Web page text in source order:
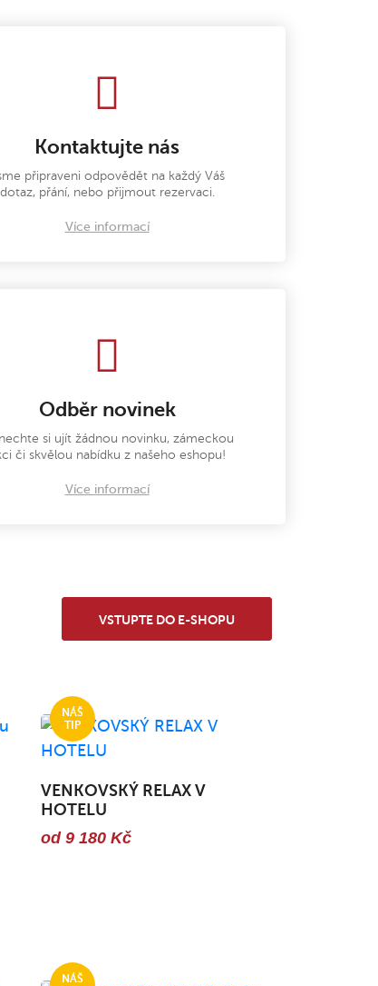
Kontaktujte nás
připraveni odpovědět na každý Váš
dotaz, přání, nebo přijmout rezervaci.
Více informací
Odběr novinek
si ujít žádnou novinku, zámeckou
či skvělou nabídku z našeho eshopu!
Více informací
VENKOVSKÝ RELAX V
HOTELU
od 9 180 Kč
VSTUPTE DO E-SHOPU